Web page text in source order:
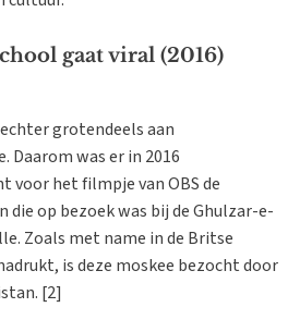
gaat viral (2016)
grotendeels aan
was er in 2016
voor het filmpje van OBS de
op bezoek was bij de Ghulzar-e-
Zoals met name in de Britse
is deze moskee bezocht door
[2]